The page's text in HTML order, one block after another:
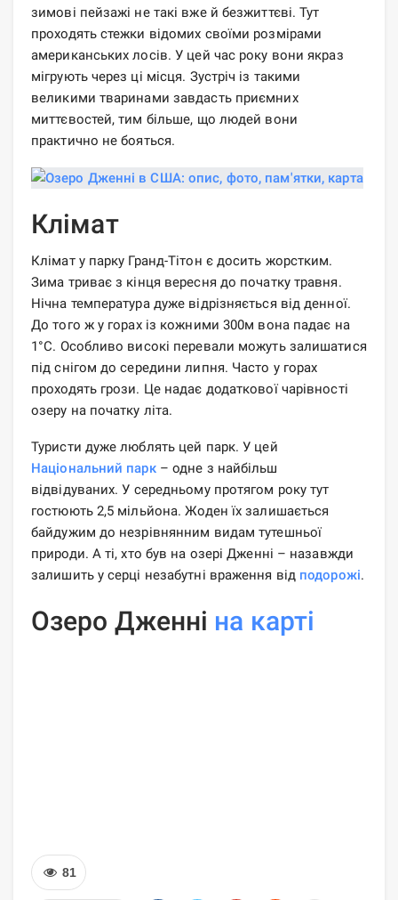
зимові пейзажі не такі вже й безжиттєві. Тут
проходять стежки відомих своїми розмірами
американських лосів. У цей час року вони якраз
мігрують через ці місця. Зустріч із такими
великими тваринами завдасть приємних
миттєвостей, тим більше, що людей вони
практично не бояться.
Клімат
Клімат у парку Гранд-Тітон є досить жорстким.
Зима триває з кінця вересня до початку травня.
Нічна температура дуже відрізняється від денної.
До того ж у горах із кожними 300м вона падає на
1°C. Особливо високі перевали можуть залишатися
під снігом до середини липня. Часто у горах
проходять грози. Це надає додаткової чарівності
озеру на початку літа.
Туристи дуже люблять цей парк. У цей
Національний парк– одне з найбільш
відвідуваних. У середньому протягом року тут
гостюють 2,5 мільйона. Жоден їх залишається
байдужим до незрівнянним видам тутешньої
природи. А ті, хто був на озері Дженні – назавжди
залишить у серці незабутні враження від подорожі.
Озеро Дженні на карті
81